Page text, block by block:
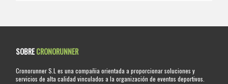
SOBRECRONORUNNER
Cronorunner S.L es una compañia orientada a proporcionar soluciones y
servicios de alta calidad vinculados a la organización de eventos deportivos.